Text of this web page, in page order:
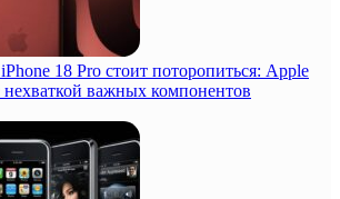
18 Pro стоит поторопиться: Apple
нехваткой важных компонентов